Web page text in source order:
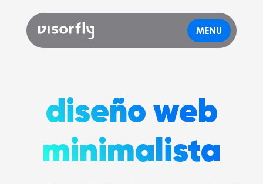
MENU
diseño web
minimalista